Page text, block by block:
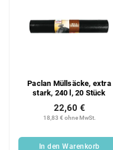
Paclan Müllsäcke, extra
stark, 240 l, 20 Stück
18,83 € ohne MwSt.
22,60 €
In den Warenkorb